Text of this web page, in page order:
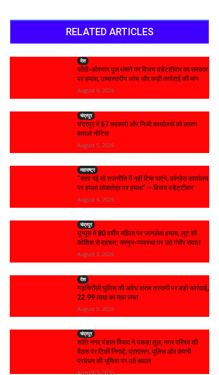
RELATED ARTICLES
देश
कोठी-कोरणार पुल धंसने पर विजय वडेट्टीवार का सरकार
पर हमला, उच्चस्तरीय जांच और कड़ी कार्रवाई की मांग
August 6, 2026
चंद्रपूर
चंद्रपुर में 67 सरकारी और निजी कार्यालयों को कारण
बताओ नोटिस
August 5, 2026
महाराष्ट्र
“सत्ता गई तो राजनीति में नहीं टिक पाएंगे, कांग्रेस कार्यालय
पर हमला लोकतंत्र पर हमला” — विजय वडेट्टीवार
August 4, 2026
चंद्रपूर
घुग्घूस में 80 वर्षीय महिला पर जानलेवा हमला, लूट की
कोशिश से दहशत; कानून-व्यवस्था पर उठे गंभीर सवाल
August 3, 2026
देश
गड़चिरौली पुलिस की अवैध शराब तस्करी पर बड़ी कार्रवाई,
₹22.99 लाख का माल जब्त
August 3, 2026
चंद्रपूर
शांति नगर पंडाल विवाद ने पकड़ा तूल, नगर परिषद की
बैठक पर टिकीं निगाहें; प्रशासन, पुलिस और कंपनी
प्रबंधन की भूमिका पर उठे सवाल
August 3, 2026